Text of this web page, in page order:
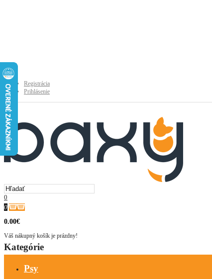
Registrácia
Prihlásenie
0
0
0.00€
Váš nákupný košík je prázdny!
Kategórie
Psy